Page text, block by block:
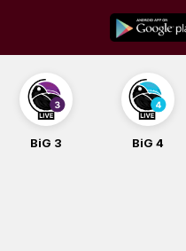
content
BiG 3 BiG 4